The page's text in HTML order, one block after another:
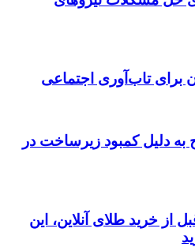
برای تاب‌آوری اجتماعی
به دلیل کمبود زیرساخت در
از خرید طلای آنلاین، این